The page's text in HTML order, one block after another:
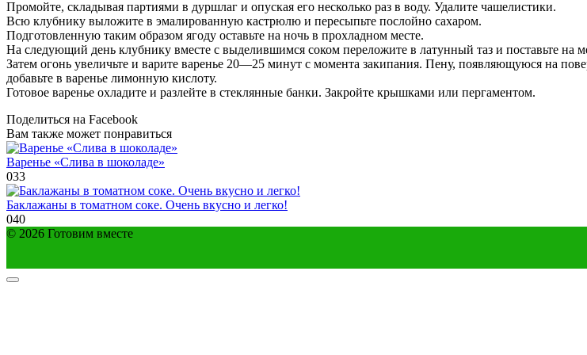
Промойте, складывая партиями в дуршлаг и опуская его несколько раз в воду. Удалите чашелистики.
Всю клубнику выложите в эмалированную кастрюлю и пересыпьте послойно сахаром.
Подготовленную таким образом ягоду оставьте на ночь в прохладном месте.
На следующий день клубнику вместе с выделившимся соком переложите в латунный таз и поставьте на
Затем огонь увеличьте и варите варенье 20—25 минут с момента закипания. Пену, появляющуюся на
добавьте в варенье лимонную кислоту.
Готовое варенье охладите и разлейте в стеклянные банки. Закройте крышками или пергаментом.
Поделиться на Facebook
Вам также может понравиться
Варенье «Слива в шоколаде»
033
Баклажаны в томатном соке. Очень вкусно и легко!
040
© 2026 Готовим вместе